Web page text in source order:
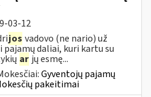
03-12
jos vadovo (ne nario) už
daliai, kuri kartu su
ar jų esmę...
Gyventojų pajamų
pakeitimai